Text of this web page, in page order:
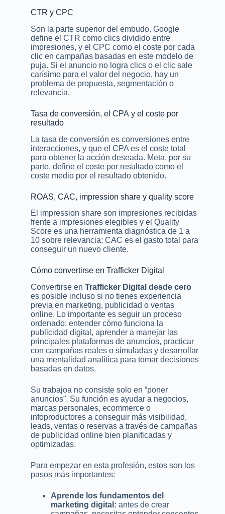
CTR y CPC
Son la parte superior del embudo. Google
define el CTR como clics dividido entre
impresiones, y el CPC como el coste por cada
clic en campañas basadas en este modelo de
puja. Si el anuncio no logra clics o el clic sale
carísimo para el valor del negocio, hay un
problema de propuesta, segmentación o
relevancia.
Tasa de conversión, el CPA y el coste por
resultado
La tasa de conversión es conversiones entre
interacciones, y que el CPA es el coste total
para obtener la acción deseada. Meta, por su
parte, define el coste por resultado como el
coste medio por el resultado obtenido.
ROAS, CAC, impression share y quality score
El impression share son impresiones recibidas
frente a impresiones elegibles y el Quality
Score es una herramienta diagnóstica de 1 a
10 sobre relevancia; CAC es el gasto total para
conseguir un nuevo cliente.
Cómo convertirse en Trafficker Digital
Convertirse en Trafficker Digital desde cero
es posible incluso si no tienes experiencia
previa en marketing, publicidad o ventas
online. Lo importante es seguir un proceso
ordenado: entender cómo funciona la
publicidad digital, aprender a manejar las
principales plataformas de anuncios, practicar
con campañas reales o simuladas y desarrollar
una mentalidad analítica para tomar decisiones
basadas en datos.
Su trabajoa no consiste solo en “poner
anuncios”. Su función es ayudar a negocios,
marcas personales, ecommerce o
infoproductores a conseguir más visibilidad,
leads, ventas o reservas a través de campañas
de publicidad online bien planificadas y
optimizadas.
Para empezar en esta profesión, estos son los
pasos más importantes:
Aprende los fundamentos del
marketing digital: antes de crear